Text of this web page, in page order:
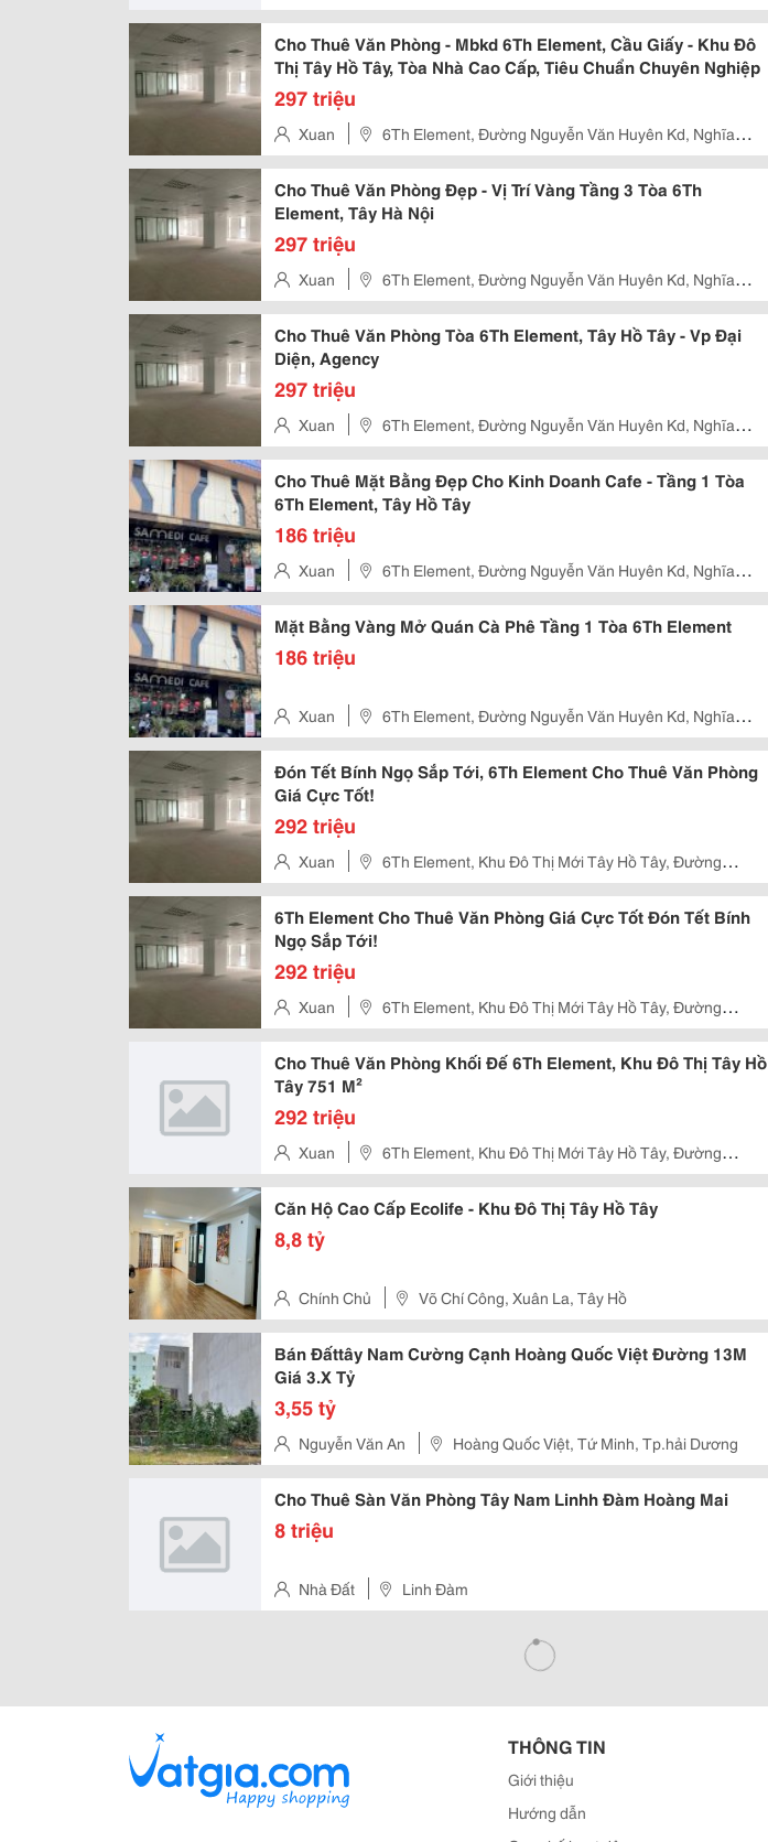
Cho Thuê Văn Phòng - Mbkd 6Th Element, Cầu Giấy - Khu Đô
Thị Tây Hồ Tây, Tòa Nhà Cao Cấp, Tiêu Chuẩn Chuyên Nghiệp
297 triệu
Xuan
6Th Element, Đường Nguyễn Văn Huyên Kd, Nghĩa
Đô
Cho Thuê Văn Phòng Đẹp - Vị Trí Vàng Tầng 3 Tòa 6Th
Element, Tây Hà Nội
297 triệu
Xuan
6Th Element, Đường Nguyễn Văn Huyên Kd, Nghĩa
Đô
Cho Thuê Văn Phòng Tòa 6Th Element, Tây Hồ Tây - Vp Đại
Diện, Agency
297 triệu
Xuan
6Th Element, Đường Nguyễn Văn Huyên Kd, Nghĩa
Đô
Cho Thuê Mặt Bằng Đẹp Cho Kinh Doanh Cafe - Tầng 1 Tòa
6Th Element, Tây Hồ Tây
186 triệu
Xuan
6Th Element, Đường Nguyễn Văn Huyên Kd, Nghĩa
Đô
Mặt Bằng Vàng Mở Quán Cà Phê Tầng 1 Tòa 6Th Element
186 triệu
Xuan
6Th Element, Đường Nguyễn Văn Huyên Kd, Nghĩa
Đô
Đón Tết Bính Ngọ Sắp Tới, 6Th Element Cho Thuê Văn Phòng
Giá Cực Tốt!
292 triệu
Xuan
6Th Element, Khu Đô Thị Mới Tây Hồ Tây, Đường
Nguyễn Văn Huyên Kd, Nghĩa Đô
6Th Element Cho Thuê Văn Phòng Giá Cực Tốt Đón Tết Bính
Ngọ Sắp Tới!
292 triệu
Xuan
6Th Element, Khu Đô Thị Mới Tây Hồ Tây, Đường
Nguyễn Văn Huyên Kd, Nghĩa Đô
Cho Thuê Văn Phòng Khối Đế 6Th Element, Khu Đô Thị Tây Hồ
Tây 751 M²
292 triệu
Xuan
6Th Element, Khu Đô Thị Mới Tây Hồ Tây, Đường
Nguyễn Văn Huyên Kd, Nghĩa Đô
Căn Hộ Cao Cấp Ecolife - Khu Đô Thị Tây Hồ Tây
8,8 tỷ
Chính Chủ Võ Chí Công, Xuân La, Tây Hồ
Bán Đấttây Nam Cường Cạnh Hoàng Quốc Việt Đường 13M
Giá 3.X Tỷ
3,55 tỷ
Nguyễn Văn An Hoàng Quốc Việt, Tứ Minh, Tp.hải Dương
Cho Thuê Sàn Văn Phòng Tây Nam Linhh Đàm Hoàng Mai
8 triệu
Nhà Đất Linh Đàm
THÔNG TIN
Giới thiệu
Hướng dẫn